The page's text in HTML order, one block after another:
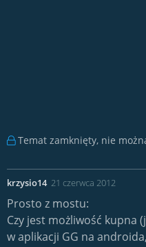
Temat zamknięty, nie
krzysio14 21 czerwca 2012
Prosto z mostu:
Czy jest możliwość kupna
w aplikacji GG na